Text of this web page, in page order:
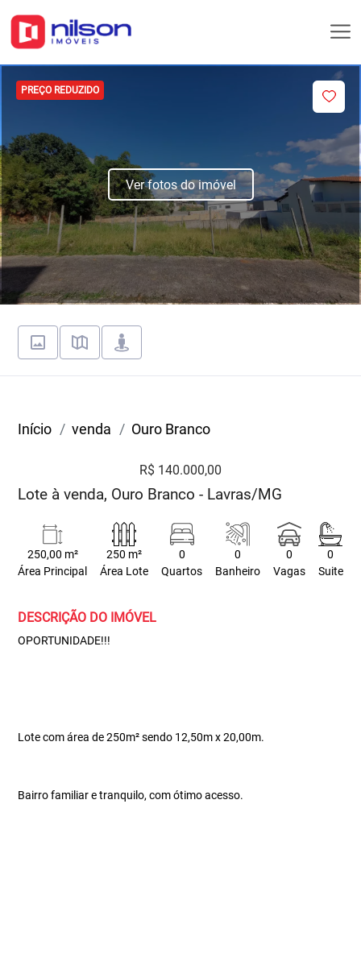
PREÇO REDUZIDO
Ver fotos do imóvel
Início venda Ouro Branco
R$ 140.000,00
Lote à venda, Ouro Branco - Lavras/MG
250,00 m²
Área Principal
250 m²
Área Lote
0
Quartos
0
Banheiro
0
Vagas
0
Suite
DESCRIÇÃO DO IMÓVEL
OPORTUNIDADE!!!
Lote com área de 250m² sendo 12,50m x 20,00m.
Bairro familiar e tranquilo, com ótimo acesso.